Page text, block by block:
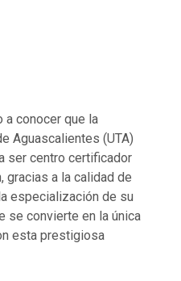
a conocer que la
Aguascalientes (UTA)
ser centro certificador
gracias a la calidad de
especialización de su
se convierte en la única
esta prestigiosa